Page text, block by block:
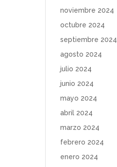
noviembre 2024
octubre 2024
septiembre 2024
agosto 2024
julio 2024
junio 2024
mayo 2024
abril 2024
marzo 2024
febrero 2024
enero 2024